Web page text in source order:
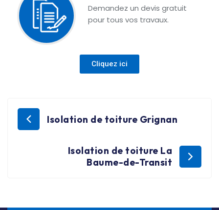
Demandez un devis gratuit
pour tous vos travaux.
Cliquez ici
Isolation de toiture Grignan
Isolation de toiture La
Baume-de-Transit